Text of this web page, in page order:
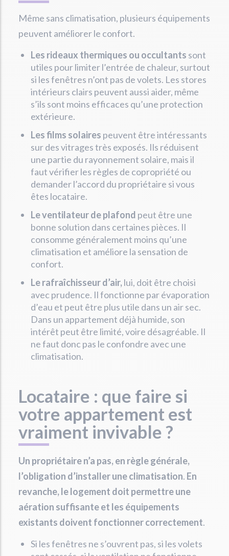
Même sans climatisation, plusieurs équipements
peuvent améliorer le confort.
Les rideaux thermiques ou occultants sont
utiles pour limiter l’entrée de chaleur, surtout
si les fenêtres n’ont pas de volets. Les stores
intérieurs clairs peuvent aussi aider, même
s’ils sont moins efficaces qu’une protection
extérieure.
Les films solaires peuvent être intéressants
sur des vitrages très exposés. Ils réduisent
une partie du rayonnement solaire, mais il
faut vérifier les règles de copropriété ou
demander l’accord du propriétaire si vous
êtes locataire.
Le ventilateur de plafond peut être une
bonne solution dans certaines pièces. Il
consomme généralement moins qu’une
climatisation et améliore la sensation de
confort.
Le rafraîchisseur d’air,lui, doit être choisi
avec prudence. Il fonctionne par évaporation
d’eau et peut être plus utile dans un air sec.
Dans un appartement déjà humide, son
intérêt peut être limité, voire désagréable. Il
ne faut donc pas le confondre avec une
climatisation.
Locataire : que faire si
votre appartement est
vraiment invivable ?
Un propriétaire n’a pas, en règle générale,
l’obligation d’installer une climatisation. En
revanche, le logement doit permettre une
aération suffisante et les équipements
existants doivent fonctionner correctement.
Si les fenêtres ne s’ouvrent pas, si les volets